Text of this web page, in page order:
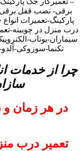
برقی- نصب قفل
پارکینگ-تعمیرات
درب منزل در چوبینه-
سیماران-یوتاب-
تکنما-سوزوکی-
چرا از خدمات
در هر زمان و
تعمیر درب